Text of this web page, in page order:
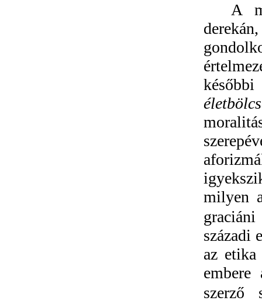
A
milyen
századi
az
embere
szerző